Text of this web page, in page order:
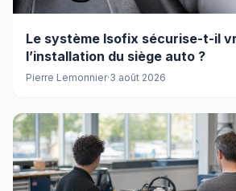
Le système Isofix sécurise-t-il
l’installation du siège auto ?
Pierre Lemonnier·3 août 2026